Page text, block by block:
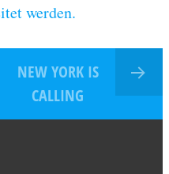
werden.
NEW YORK IS
CALLING